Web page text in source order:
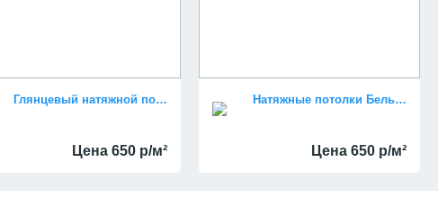
Глянцевый натяжной потолок цена за метр квадратный
Цена 650 р/м²
Натяжные потолки Бельгия
Цена 650 р/м²